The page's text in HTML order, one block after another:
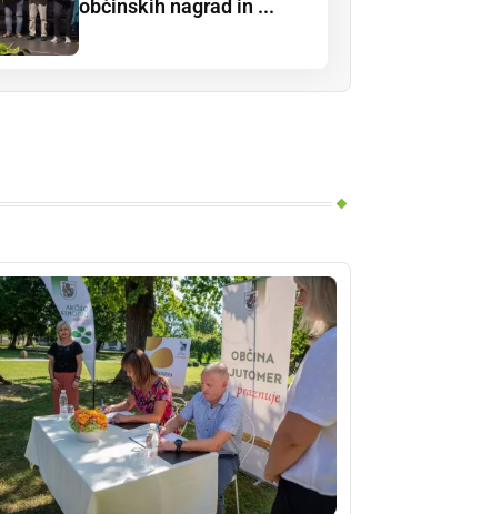
občinskih nagrad in ...